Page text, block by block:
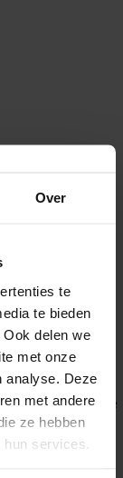
Over
te
te bieden
delen we
met onze
analyse. Deze
met andere
ze hebben
services.
occurred while
console for more